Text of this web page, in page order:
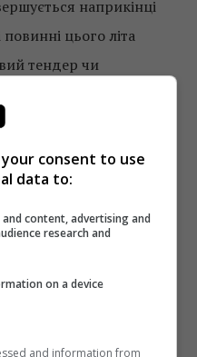
наприкінці
цього літа
тендер чи
Невже в телегрупі
з метою обрати
презентацію
або проявом
презентації спікерів
і премодерацію.
словах
Коваль
аномальне
consent to use
data to:
content, advertising and
research and
on a device
and information from